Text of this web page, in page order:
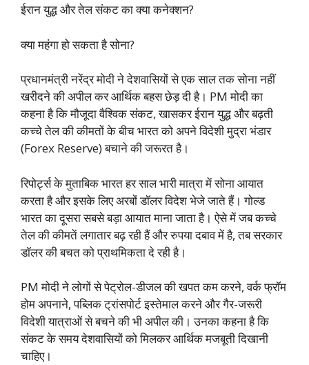
ईरान युद्ध और तेल संकट का क्या कनेक्शन?
क्या महंगा हो सकता है सोना?
प्रधानमंत्री नरेंद्र मोदी ने देशवासियों से एक साल तक सोना नहीं
खरीदने की अपील कर आर्थिक बहस छेड़ दी है। PM मोदी का
कहना है कि मौजूदा वैश्विक संकट, खासकर ईरान युद्ध और बढ़ती
कच्चे तेल की कीमतों के बीच भारत को अपने विदेशी मुद्रा भंडार
(Forex Reserve) बचाने की जरूरत है।
रिपोर्ट्स के मुताबिक भारत हर साल भारी मात्रा में सोना आयात
करता है और इसके लिए अरबों डॉलर विदेश भेजे जाते हैं। गोल्ड
भारत का दूसरा सबसे बड़ा आयात माना जाता है। ऐसे में जब कच्चे
तेल की कीमतें लगातार बढ़ रही हैं और रुपया दबाव में है, तब सरकार
डॉलर की बचत को प्राथमिकता दे रही है।
PM मोदी ने लोगों से पेट्रोल-डीजल की खपत कम करने, वर्क फ्रॉम
होम अपनाने, पब्लिक ट्रांसपोर्ट इस्तेमाल करने और गैर-जरूरी
विदेशी यात्राओं से बचने की भी अपील की। उनका कहना है कि
संकट के समय देशवासियों को मिलकर आर्थिक मजबूती दिखानी
चाहिए।